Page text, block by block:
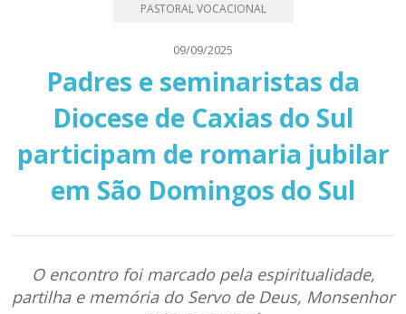
PASTORAL VOCACIONAL
09/09/2025
Padres e seminaristas da
Diocese de Caxias do Sul
participam de romaria jubilar
em São Domingos do Sul
O encontro foi marcado pela espiritualidade,
partilha e memória do Servo de Deus, Monsenhor